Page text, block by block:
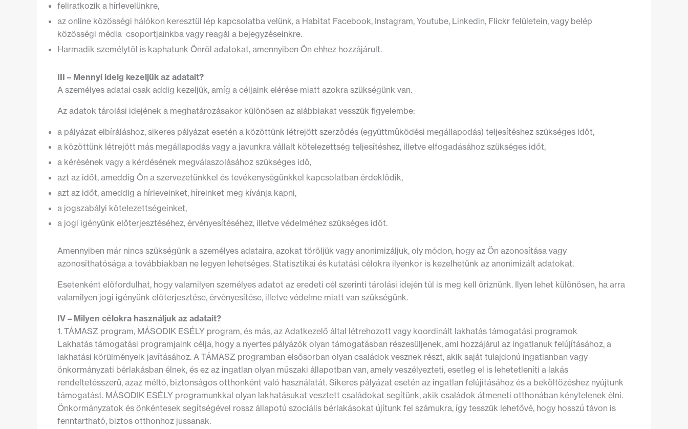
feliratkozik a hírlevelünkre,
az online közösségi hálókon keresztül lép kapcsolatba velünk, a Habitat Facebook, Instagram, Youtube, Linkedin, Flickr felületein, vagy belép
közösségi média csoportjainkba vagy reagál a bejegyzéseinkre.
Harmadik személytől is kaphatunk Önről adatokat, amennyiben Ön ehhez hozzájárult.
III – Mennyi ideig kezeljük az adatait?
A személyes adatai csak addig kezeljük, amíg a céljaink elérése miatt azokra szükségünk van.
Az adatok tárolási idejének a meghatározásakor különösen az alábbiakat vesszük figyelembe:
a pályázat elbíráláshoz, sikeres pályázat esetén a közöttünk létrejött szerződés (együttműködési megállapodás) teljesítéshez szükséges időt,
a közöttünk létrejött más megállapodás vagy a javunkra vállalt kötelezettség teljesítéshez, illetve elfogadásához szükséges időt,
a kérésének vagy a kérdésének megválaszolásához szükséges idő,
azt az időt, ameddig Ön a szervezetünkkel és tevékenységünkkel kapcsolatban érdeklődik,
azt az időt, ameddig a hírleveinket, híreinket meg kívánja kapni,
a jogszabályi kötelezettségeinket,
a jogi igényünk előterjesztéséhez, érvényesítéséhez, illetve védelméhez szükséges időt.
Amennyiben már nincs szükségünk a személyes adataira, azokat töröljük vagy anonimizáljuk, oly módon, hogy az Ön azonosítása vagy
azonosíthatósága a továbbiakban ne legyen lehetséges. Statisztikai és kutatási célokra ilyenkor is kezelhetünk az anonimizált adatokat.
Esetenként előfordulhat, hogy valamilyen személyes adatot az eredeti cél szerinti tárolási idején túl is meg kell őriznünk. Ilyen lehet különösen, ha arra
valamilyen jogi igényünk előterjesztése, érvényesítése, illetve védelme miatt van szükségünk.
IV – Milyen célokra használjuk az adatait?
1. TÁMASZ program, MÁSODIK ESÉLY program, és más, az Adatkezelő által létrehozott vagy koordinált lakhatás támogatási programok
Lakhatás támogatási programjaink célja, hogy a nyertes pályázók olyan támogatásban részesüljenek, ami hozzájárul az ingatlanuk felújításához, a
lakhatási körülményeik javításához. A TÁMASZ programban elsősorban olyan családok vesznek részt, akik saját tulajdonú ingatlanban vagy
önkormányzati bérlakásban élnek, és ez az ingatlan olyan műszaki állapotban van, amely veszélyezteti, esetleg el is lehetetleníti a lakás
rendeltetésszerű, azaz méltó, biztonságos otthonként való használatát. Sikeres pályázat esetén az ingatlan felújításához és a beköltözéshez nyújtunk
támogatást. MÁSODIK ESÉLY programunkkal olyan lakhatásukat vesztett családokat segítünk, akik családok átmeneti otthonában kénytelenek élni.
Önkormányzatok és önkéntesek segítségével rossz állapotú szociális bérlakásokat újítunk fel számukra, így tesszük lehetővé, hogy hosszú távon is
fenntartható, biztos otthonhoz jussanak.